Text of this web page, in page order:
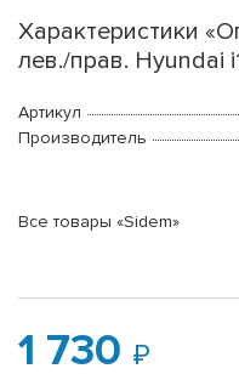
Характеристики
лев./прав. Hyundai
Артикул
Производитель
Все товары «Sidem»
1 730